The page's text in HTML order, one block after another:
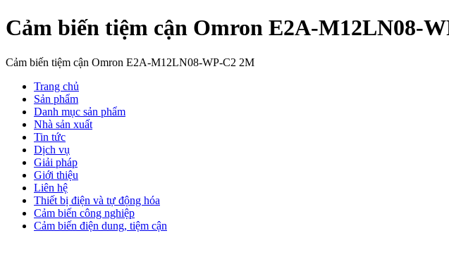
Cảm biến tiệm cận Omron E2A-M12LN08-
Cảm biến tiệm cận Omron E2A-M12LN08-WP-C2 2M
Trang chủ
Sản phẩm
Danh mục sản phẩm
Nhà sản xuất
Tin tức
Dịch vụ
Giải pháp
Giới thiệu
Liên hệ
Thiết bị điện và tự động hóa
Cảm biến công nghiệp
Cảm biến điện dung, tiệm cận